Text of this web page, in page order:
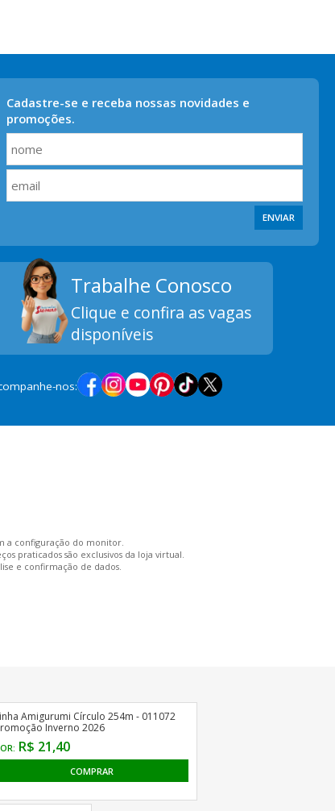
Cadastre-se e receba nossas novidades e
promoções.
ENVIAR
Trabalhe Conosco
Clique e confira as vagas
disponíveis
nos:
a configuração do monitor.
praticados são exclusivos da loja virtual.
e confirmação de dados.